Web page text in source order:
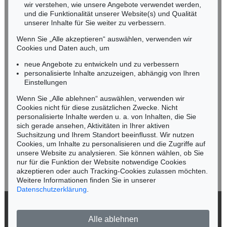
Auktion 446 - Lot 19
Aschenbrödel, 1899
Ergebnis:€ 131.250
Auktion 555 - Lot 356
Der Engel des Gerichts, 1922
Ergebnis:€ 127.000
Auktion 546 - Lot 355
Ergebnis:
NORDDEUTSCHLAND
Nico Kassel, M.A.
Tel.: +49 (0)89 55244-164
Mobil: +49 (0)171 8618661
n.kassel@kettererkunst.de
Keine Auktion mehr verpassen!
Wir informieren Sie rechtzeitig.
Jetzt zum Newsletter anmelden >
© 2026 Ketterer Kunst GmbH & Co. KG
Impressum
wir verstehen, wie unsere Angebote verwendet werden,
und die Funktionalität unserer Website(s) und Qualität
unserer Inhalte für Sie weiter zu verbessern.
Wenn Sie „Alle akzeptieren“ auswählen, verwenden wir
Cookies und Daten auch, um
neue Angebote zu entwickeln und zu verbessern
personalisierte Inhalte anzuzeigen, abhängig von Ihren
Einstellungen
Wenn Sie „Alle ablehnen“ auswählen, verwenden wir
Cookies nicht für diese zusätzlichen Zwecke. Nicht
personalisierte Inhalte werden u. a. von Inhalten, die Sie
sich gerade ansehen, Aktivitäten in Ihrer aktiven
Suchsitzung und Ihrem Standort beeinflusst. Wir nutzen
Cookies, um Inhalte zu personalisieren und die Zugriffe auf
unsere Website zu analysieren. Sie können wählen, ob Sie
nur für die Funktion der Website notwendige Cookies
akzeptieren oder auch Tracking-Cookies zulassen möchten.
Weitere Informationen finden Sie in unserer
Datenschutzerklärung
Alle ablehnen